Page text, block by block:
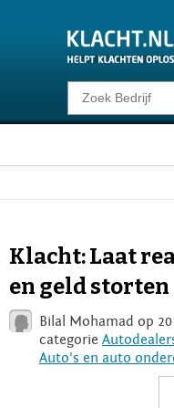
Klacht melden
Voor Bedrijven
Login
Klacht: Laat
en geld storten
Bilal Mohamad op
categorie
Auto's en auto